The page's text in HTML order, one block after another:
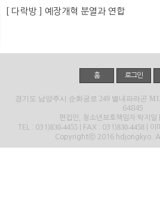
[ 다락방 ] 예장개혁 분열과 연합
홈 로그인
경기도 남양주시 순화궁로 249 별내파라곤
64845
편집인, 청소년보호책임자:탁지일
TEL : 031)830-4455 | FAX : 031)830-4458 | 이
Copyrightⓒ 2016 hdjongkyo.